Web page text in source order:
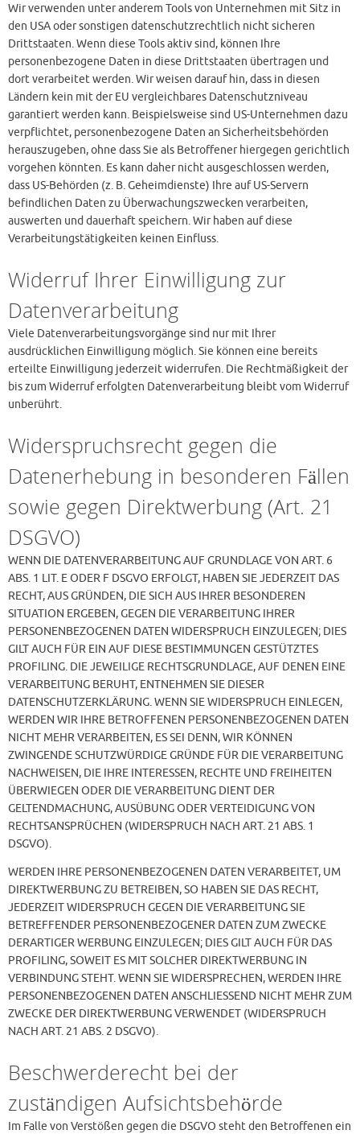
Wir verwenden unter anderem Tools von Unternehmen mit Sitz in
den USA oder sonstigen datenschutzrechtlich nicht sicheren
Drittstaaten. Wenn diese Tools aktiv sind, können Ihre
personenbezogene Daten in diese Drittstaaten übertragen und
dort verarbeitet werden. Wir weisen darauf hin, dass in diesen
Ländern kein mit der EU vergleichbares Datenschutzniveau
garantiert werden kann. Beispielsweise sind US-Unternehmen dazu
verpflichtet, personenbezogene Daten an Sicherheitsbehörden
herauszugeben, ohne dass Sie als Betroffener hiergegen gerichtlich
vorgehen könnten. Es kann daher nicht ausgeschlossen werden,
dass US-Behörden (z. B. Geheimdienste) Ihre auf US-Servern
befindlichen Daten zu Überwachungszwecken verarbeiten,
auswerten und dauerhaft speichern. Wir haben auf diese
Verarbeitungstätigkeiten keinen Einfluss.
Widerruf Ihrer Einwilligung zur
Datenverarbeitung
Viele Datenverarbeitungsvorgänge sind nur mit Ihrer
ausdrücklichen Einwilligung möglich. Sie können eine bereits
erteilte Einwilligung jederzeit widerrufen. Die Rechtmäßigkeit der
bis zum Widerruf erfolgten Datenverarbeitung bleibt vom Widerruf
unberührt.
Widerspruchsrecht gegen die
Datenerhebung in besonderen Fällen
sowie gegen Direktwerbung (Art. 21
DSGVO)
WENN DIE DATENVERARBEITUNG AUF GRUNDLAGE VON ART. 6
ABS. 1 LIT. E ODER F DSGVO ERFOLGT, HABEN SIE JEDERZEIT DAS
RECHT, AUS GRÜNDEN, DIE SICH AUS IHRER BESONDEREN
SITUATION ERGEBEN, GEGEN DIE VERARBEITUNG IHRER
PERSONENBEZOGENEN DATEN WIDERSPRUCH EINZULEGEN; DIES
GILT AUCH FÜR EIN AUF DIESE BESTIMMUNGEN GESTÜTZTES
PROFILING. DIE JEWEILIGE RECHTSGRUNDLAGE, AUF DENEN EINE
VERARBEITUNG BERUHT, ENTNEHMEN SIE DIESER
DATENSCHUTZERKLÄRUNG. WENN SIE WIDERSPRUCH EINLEGEN,
WERDEN WIR IHRE BETROFFENEN PERSONENBEZOGENEN DATEN
NICHT MEHR VERARBEITEN, ES SEI DENN, WIR KÖNNEN
ZWINGENDE SCHUTZWÜRDIGE GRÜNDE FÜR DIE VERARBEITUNG
NACHWEISEN, DIE IHRE INTERESSEN, RECHTE UND FREIHEITEN
ÜBERWIEGEN ODER DIE VERARBEITUNG DIENT DER
GELTENDMACHUNG, AUSÜBUNG ODER VERTEIDIGUNG VON
RECHTSANSPRÜCHEN (WIDERSPRUCH NACH ART. 21 ABS. 1
DSGVO).
WERDEN IHRE PERSONENBEZOGENEN DATEN VERARBEITET, UM
DIREKTWERBUNG ZU BETREIBEN, SO HABEN SIE DAS RECHT,
JEDERZEIT WIDERSPRUCH GEGEN DIE VERARBEITUNG SIE
BETREFFENDER PERSONENBEZOGENER DATEN ZUM ZWECKE
DERARTIGER WERBUNG EINZULEGEN; DIES GILT AUCH FÜR DAS
PROFILING, SOWEIT ES MIT SOLCHER DIREKTWERBUNG IN
VERBINDUNG STEHT. WENN SIE WIDERSPRECHEN, WERDEN IHRE
PERSONENBEZOGENEN DATEN ANSCHLIESSEND NICHT MEHR ZUM
ZWECKE DER DIREKTWERBUNG VERWENDET (WIDERSPRUCH
NACH ART. 21 ABS. 2 DSGVO).
Beschwerde­recht bei der
zuständigen Aufsichts­behörde
Im Falle von Verstößen gegen die DSGVO steht den Betroffenen ein